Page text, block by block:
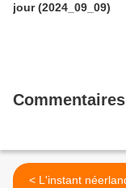
jour (2024_09_09)
Commentaires
< L'instant néerlandais du